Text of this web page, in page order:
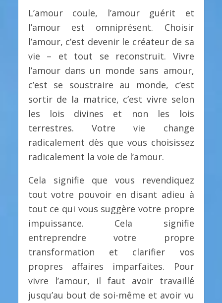
L’amour coule, l’amour guérit et
l’amour est omniprésent. Choisir
l’amour, c’est devenir le créateur de sa
vie – et tout se reconstruit. Vivre
l’amour dans un monde sans amour,
c’est se soustraire au monde, c’est
sortir de la matrice, c’est vivre selon
les lois divines et non les lois
terrestres. Votre vie change
radicalement dès que vous choisissez
radicalement la voie de l’amour.
Cela signifie que vous revendiquez
tout votre pouvoir en disant adieu à
tout ce qui vous suggère votre propre
impuissance. Cela signifie
entreprendre votre propre
transformation et clarifier vos
propres affaires imparfaites. Pour
vivre l’amour, il faut avoir travaillé
jusqu’au bout de soi-même et avoir vu